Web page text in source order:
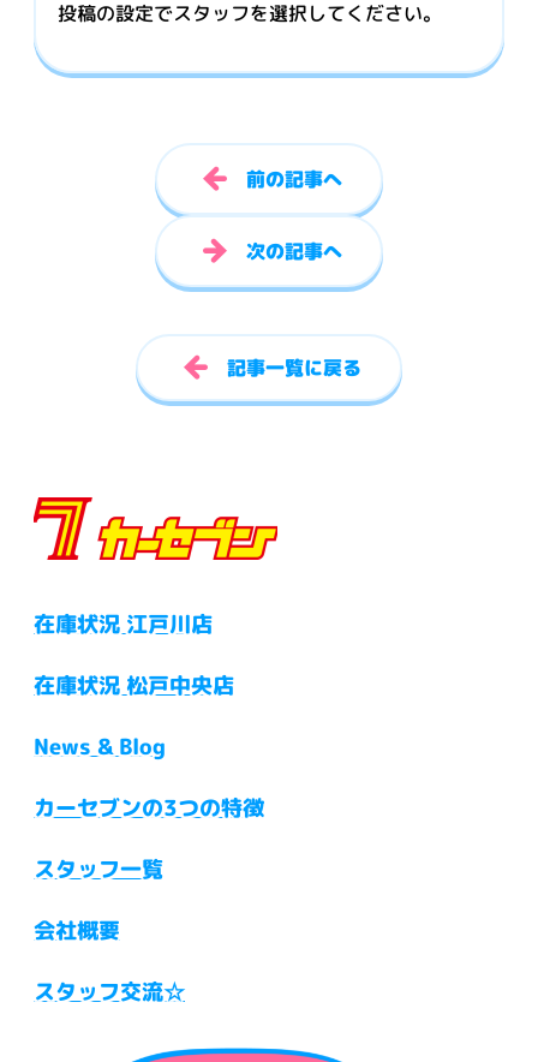
投稿の設定でスタッフを選択してください。
前の記事へ
次の記事へ
記事一覧に戻る
在庫状況 江戸川店
在庫状況 松戸中央店
News & Blog
カーセブンの3つの特徴
スタッフ一覧
会社概要
スタッフ交流☆